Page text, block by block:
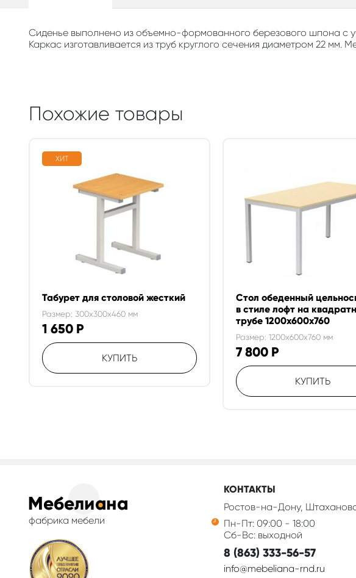
Сиденье выполнено из объемно-формованного березового шпона с
Каркас изготавливается из труб круглого сечения диаметром 22
Похожие товары
ХИТ
Табурет для столовой жесткий
Размер: 300x300x460 мм
1 650 Р
КУПИТЬ
Стол обеденный
в стиле лофт на
трубе 1200х600х760
Размер: 1200x600x760 мм
7 800 Р
КУПИТЬ
фабрика мебели
КОНТАКТЫ
Ростов-на-Дону,
Пн-Пт: 09:00 - 18:00
Сб-Вс: выходной
8 (863) 333-56-57
info@mebeliana-rnd.ru